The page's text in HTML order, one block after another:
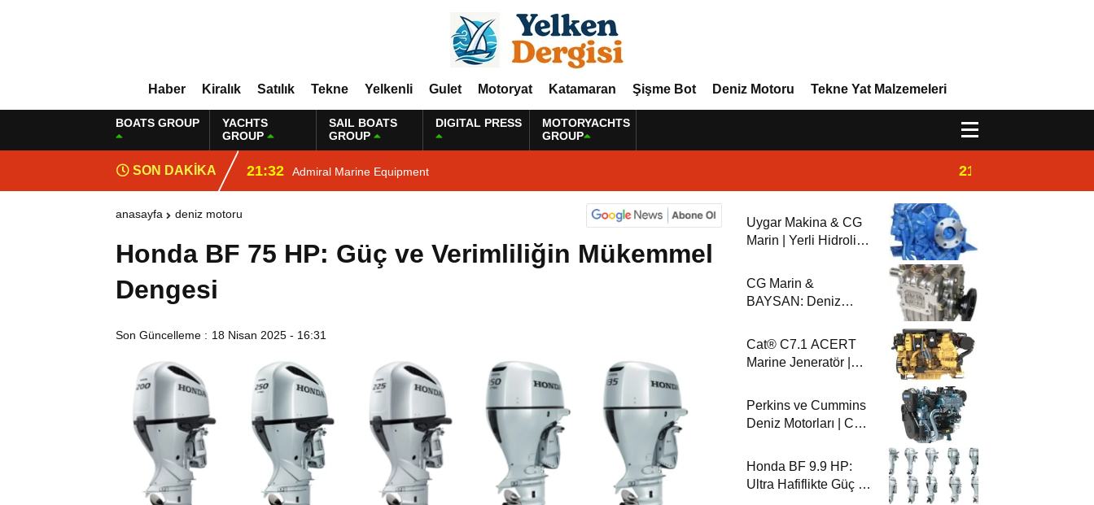
Haber Kiralık Satılık Tekne Yelkenli Gulet Motoryat Katamaran Şişme Bot Deniz Motoru Tekne Yat Malzemeleri
BOATS GROUP
YACHTS
GROUP
SAIL BOATS
GROUP
DIGITAL PRESS
MOTORYACHTS
GROUP
SON DAKİKA 21:32 Admiral Marine Equipment 21:02
anasayfa deniz motoru
Honda BF 75 HP: Güç ve Verimliliğin Mükemmel
Dengesi
Son Güncelleme : 18 Nisan 2025 - 16:31
Uygar Makina & CG
Marin | Yerli Hidrolik
ve Deniz Motorları
CG Marin &
BAYSAN: Deniz
Sistemlerinde
Güvenilir Ortaklık
Cat® C7.1 ACERT
Marine Jeneratör |
Marin
Perkins ve Cummins
Deniz Motorları | CG
Güvenilir Performans
Honda BF 9.9 HP:
Ultra Hafiflikte Güç ve